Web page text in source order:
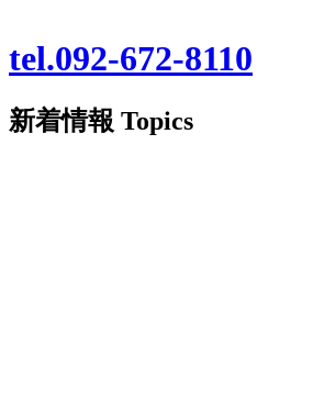
tel.092-672-8110
新着情報 Topics